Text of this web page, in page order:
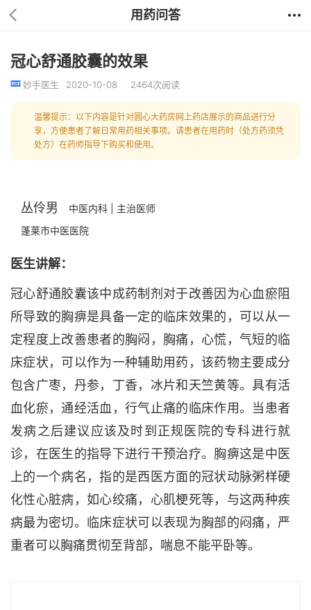
用药问答
冠心舒通胶囊的效果
妙手医生 2020-10-08 2464次阅读
温馨提示：以下内容是针对圆心大药房网上药店展示的商品进行分
享，方便患者了解日常用药相关事项。请患者在用药时（处方药须凭
处方）在药师指导下购买和使用。
丛伶男
中医内科 | 主治医师
蓬莱市中医医院
医生讲解：
冠心舒通胶囊该中成药制剂对于改善因为心血瘀阻
所导致的胸痹是具备一定的临床效果的，可以从一
定程度上改善患者的胸闷，胸痛，心慌，气短的临
床症状，可以作为一种辅助用药，该药物主要成分
包含广枣，丹参，丁香，冰片和天竺黄等。具有活
血化瘀，通经活血，行气止痛的临床作用。当患者
发病之后建议应该及时到正规医院的专科进行就
诊，在医生的指导下进行干预治疗。胸痹这是中医
上的一个病名，指的是西医方面的冠状动脉粥样硬
化性心脏病，如心绞痛，心肌梗死等，与这两种疾
病最为密切。临床症状可以表现为胸部的闷痛，严
重者可以胸痛贯彻至背部，喘息不能平卧等。